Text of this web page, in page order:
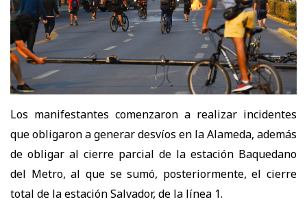
Los manifestantes comenzaron a realizar incidentes
que obligaron a generar desvíos en la Alameda, además
de obligar al cierre parcial de la estación Baquedano
del Metro, al que se sumó, posteriormente, el cierre
total de la estación Salvador, de la línea 1.